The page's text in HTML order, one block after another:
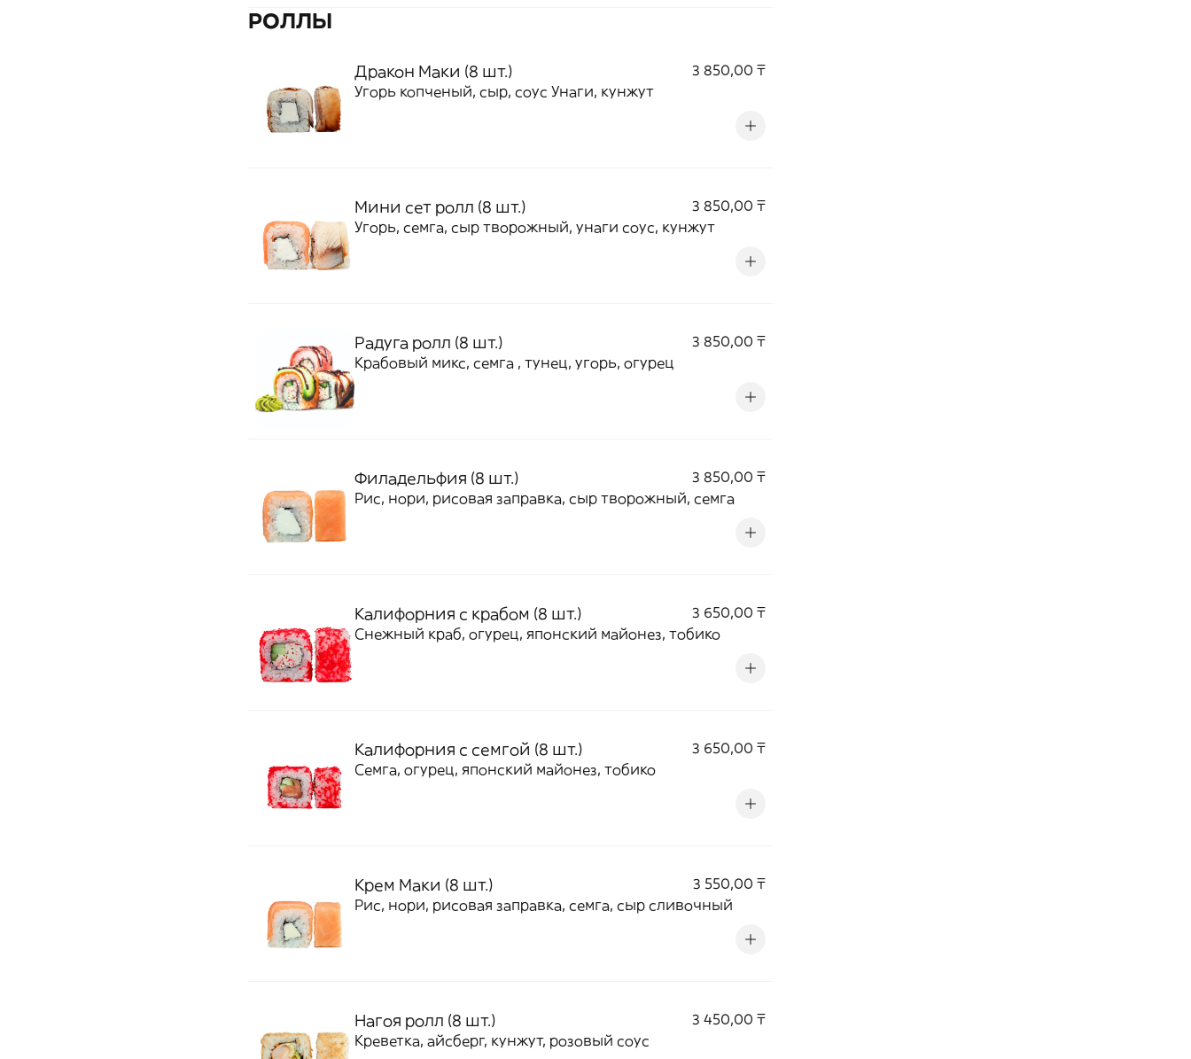
РОЛЛЫ
Дракон Маки (8 шт.)
3 850,00 ₸
Угорь копченый, сыр, соус Унаги, кунжут
Мини сет ролл (8 шт.)
3 850,00 ₸
Угорь, семга, сыр творожный, унаги соус, кунжут
Радуга ролл (8 шт.)
3 850,00 ₸
Крабовый микс, семга , тунец, угорь, огурец
Филадельфия (8 шт.)
3 850,00 ₸
Рис, нори, рисовая заправка, сыр творожный, семга
Калифорния с крабом (8 шт.)
3 650,00 ₸
Снежный краб, огурец, японский майонез, тобико
Калифорния с семгой (8 шт.)
3 650,00 ₸
Семга, огурец, японский майонез, тобико
Крем Маки (8 шт.)
3 550,00 ₸
Рис, нори, рисовая заправка, семга, сыр сливочный
Нагоя ролл (8 шт.)
3 450,00 ₸
Креветка, айсберг, кунжут, розовый соус